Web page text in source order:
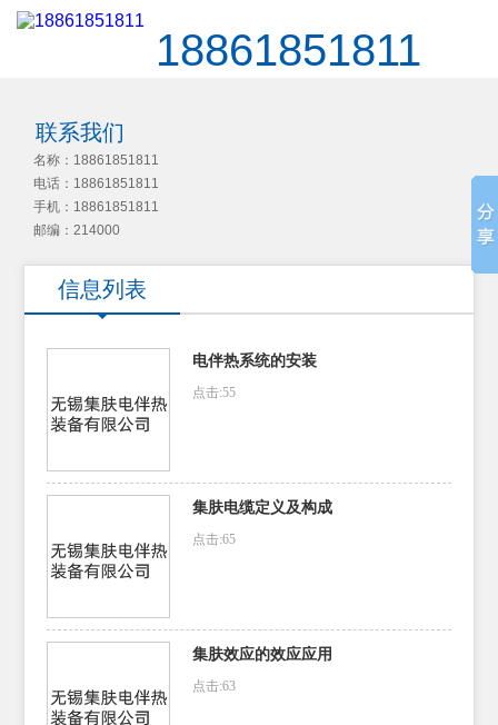
18861851811
联系我们
名称：18861851811
电话：18861851811
手机：18861851811
邮编：214000
信息列表
电伴热系统的安装
点击:55
集肤电缆定义及构成
点击:65
集肤效应的效应应用
点击:63